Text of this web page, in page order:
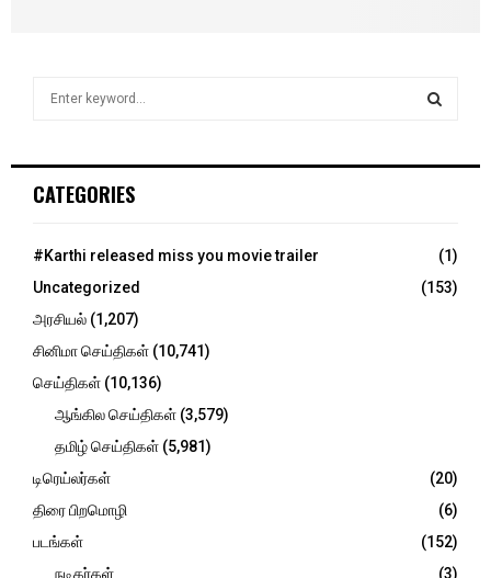
h
o
:
CATEGORIES
#Karthi released miss you movie trailer
(1)
Uncategorized
(153)
அரசியல் (1,207)
சினிமா செய்திகள் (10,741)
செய்திகள் (10,136)
ஆங்கில செய்திகள் (3,579)
தமிழ் செய்திகள் (5,981)
டிரெய்லர்கள்
(20)
திரை பிறமொழி
(6)
படங்கள்
(152)
நடிகர்கள்
(3)